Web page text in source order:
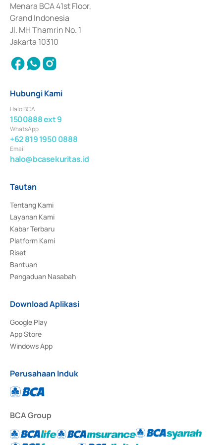
Penerbitan, Transaksi, serta Penatausahaan dan Penyelesaian Transaksi
Surat Berharga Komersial yang izinnya diterbitkan pada tahun 2018.
Menara BCA 41st Floor,
Grand Indonesia
Jl. MH Thamrin No. 1
Jakarta 10310
Hubungi Kami
Halo BCA
1500888 ext 9
WhatsApp
+62 819 1950 0888
Email
halo@bcasekuritas.id
Tautan
Tentang Kami
Layanan Kami
Kabar Terbaru
Platform Kami
Riset
Bantuan
Pengaduan Nasabah
Download Aplikasi
Google Play
App Store
Windows App
Perusahaan Induk
BCA Group